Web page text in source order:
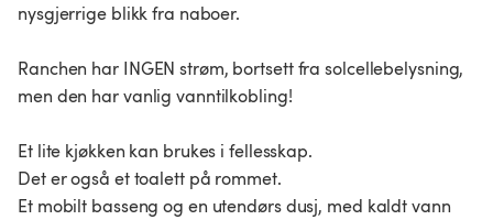
nysgjerrige blikk fra naboer.
Ranchen har INGEN strøm, bortsett fra solcellebelysning,
men den har vanlig vanntilkobling!
Et lite kjøkken kan brukes i fellesskap.
Det er også et toalett på rommet.
Et mobilt basseng og en utendørs dusj, med kaldt vann